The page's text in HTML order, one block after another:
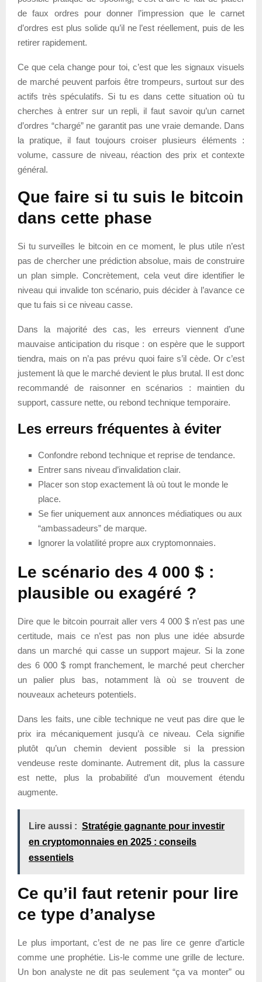
de faux ordres pour donner l’impression que le carnet
d’ordres est plus solide qu’il ne l’est réellement, puis de les
retirer rapidement.
Ce que cela change pour toi, c’est que les signaux visuels
de marché peuvent parfois être trompeurs, surtout sur des
actifs très spéculatifs. Si tu es dans cette situation où tu
cherches à entrer sur un repli, il faut savoir qu’un carnet
d’ordres “chargé” ne garantit pas une vraie demande. Dans
la pratique, il faut toujours croiser plusieurs éléments :
volume, cassure de niveau, réaction des prix et contexte
général.
Que faire si tu suis le bitcoin
dans cette phase
Si tu surveilles le bitcoin en ce moment, le plus utile n’est
pas de chercher une prédiction absolue, mais de construire
un plan simple. Concrètement, cela veut dire identifier le
niveau qui invalide ton scénario, puis décider à l’avance ce
que tu fais si ce niveau casse.
Dans la majorité des cas, les erreurs viennent d’une
mauvaise anticipation du risque : on espère que le support
tiendra, mais on n’a pas prévu quoi faire s’il cède. Or c’est
justement là que le marché devient le plus brutal. Il est donc
recommandé de raisonner en scénarios : maintien du
support, cassure nette, ou rebond technique temporaire.
Les erreurs fréquentes à éviter
Confondre rebond technique et reprise de tendance.
Entrer sans niveau d’invalidation clair.
Placer son stop exactement là où tout le monde le
place.
Se fier uniquement aux annonces médiatiques ou aux
“ambassadeurs” de marque.
Ignorer la volatilité propre aux cryptomonnaies.
Le scénario des 4 000 $ :
plausible ou exagéré ?
Dire que le bitcoin pourrait aller vers 4 000 $ n’est pas une
certitude, mais ce n’est pas non plus une idée absurde
dans un marché qui casse un support majeur. Si la zone
des 6 000 $ rompt franchement, le marché peut chercher
un palier plus bas, notamment là où se trouvent de
nouveaux acheteurs potentiels.
Dans les faits, une cible technique ne veut pas dire que le
prix ira mécaniquement jusqu’à ce niveau. Cela signifie
plutôt qu’un chemin devient possible si la pression
vendeuse reste dominante. Autrement dit, plus la cassure
est nette, plus la probabilité d’un mouvement étendu
augmente.
Lire aussi : Stratégie gagnante pour investir
en cryptomonnaies en 2025 : conseils
essentiels
Ce qu’il faut retenir pour lire
ce type d’analyse
Le plus important, c’est de ne pas lire ce genre d’article
comme une prophétie. Lis-le comme une grille de lecture.
Un bon analyste ne dit pas seulement “ça va monter” ou